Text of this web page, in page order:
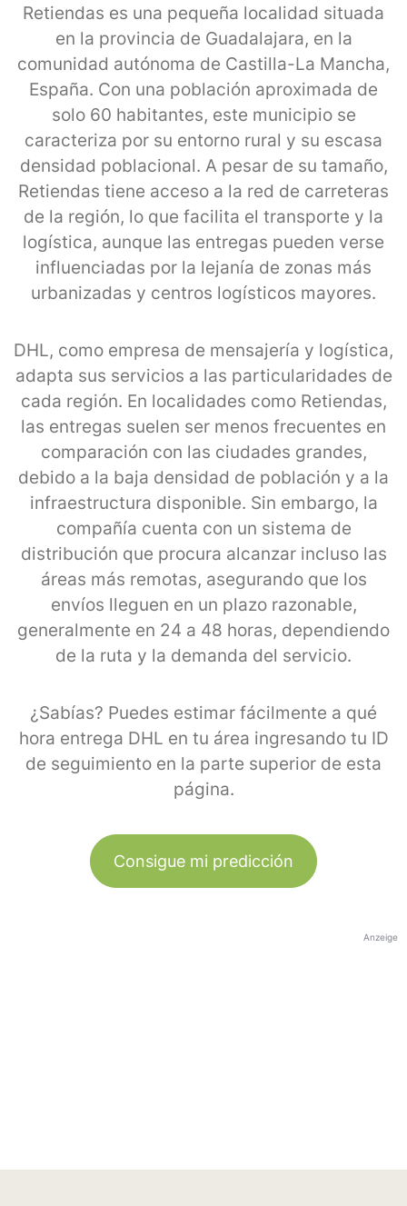
Retiendas es una pequeña localidad situada
en la provincia de Guadalajara, en la
comunidad autónoma de Castilla-La Mancha,
España. Con una población aproximada de
solo 60 habitantes, este municipio se
caracteriza por su entorno rural y su escasa
densidad poblacional. A pesar de su tamaño,
Retiendas tiene acceso a la red de carreteras
de la región, lo que facilita el transporte y la
logística, aunque las entregas pueden verse
influenciadas por la lejanía de zonas más
urbanizadas y centros logísticos mayores.
DHL, como empresa de mensajería y logística,
adapta sus servicios a las particularidades de
cada región. En localidades como Retiendas,
las entregas suelen ser menos frecuentes en
comparación con las ciudades grandes,
debido a la baja densidad de población y a la
infraestructura disponible. Sin embargo, la
compañía cuenta con un sistema de
distribución que procura alcanzar incluso las
áreas más remotas, asegurando que los
envíos lleguen en un plazo razonable,
generalmente en 24 a 48 horas, dependiendo
de la ruta y la demanda del servicio.
¿Sabías? Puedes estimar fácilmente a qué
hora entrega DHL en tu área ingresando tu ID
de seguimiento en la parte superior de esta
página.
Consigue mi predicción
Anzeige